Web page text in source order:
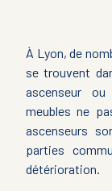
À Lyon, de
se trouvent
ascenseur
meubles ne
ascenseurs
parties
détérioration.